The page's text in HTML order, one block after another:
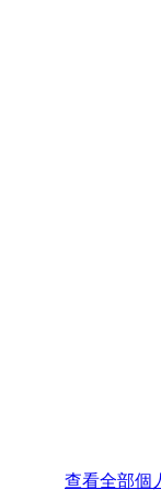
查看全部個